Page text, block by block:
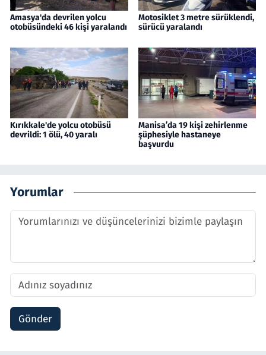
Amasya'da devrilen yolcu
otobüsündeki 46 kişi yaralandı
Motosiklet 3 metre sürüklendi,
sürücü yaralandı
Kırıkkale'de yolcu otobüsü
devrildi: 1 ölü, 40 yaralı
Manisa’da 19 kişi zehirlenme
şüphesiyle hastaneye
başvurdu
Yorumlar
Gönder